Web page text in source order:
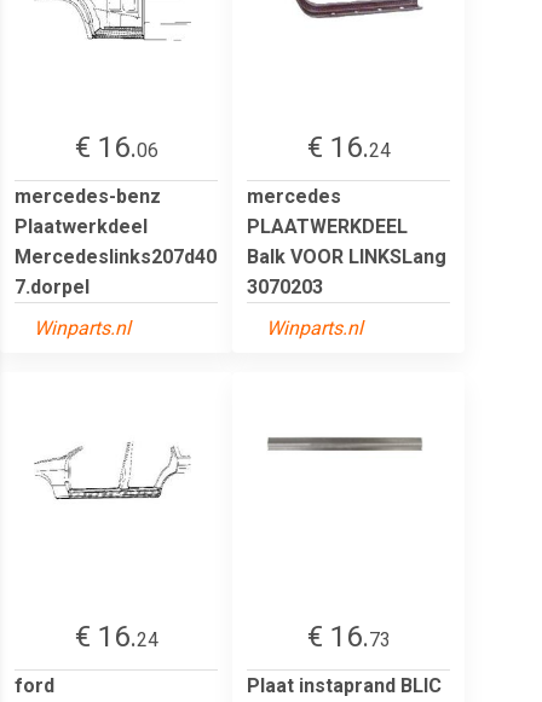
€ 16.06
mercedes-benz
Plaatwerkdeel
Mercedeslinks207d40
7.dorpel
Winparts.nl
€ 16.24
mercedes
PLAATWERKDEEL
Balk VOOR LINKSLang
3070203
Winparts.nl
€ 16.24
ford
€ 16.73
Plaat instaprand BLIC